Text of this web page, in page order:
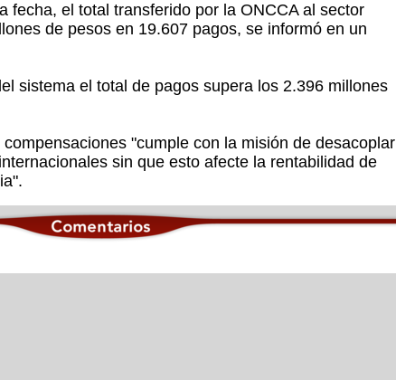
fecha, el total transferido por la ONCCA al sector
de pesos en 19.607 pagos, se informó en un
sistema el total de pagos supera los 2.396 millones
"cumple con la misión de desacoplar
sin que esto afecte la rentabilidad de